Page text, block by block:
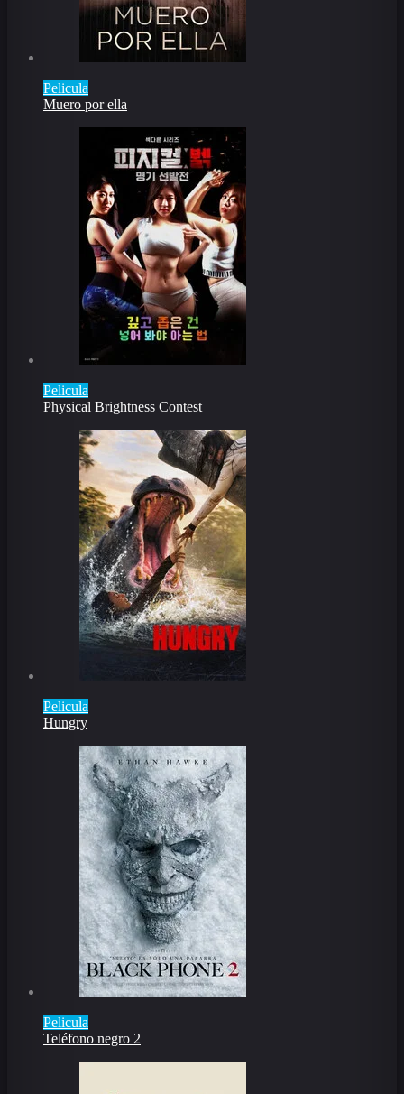
Pelicula
Muero por ella
Pelicula
Physical Brightness Contest
Pelicula
Hungry
Pelicula
Teléfono negro 2